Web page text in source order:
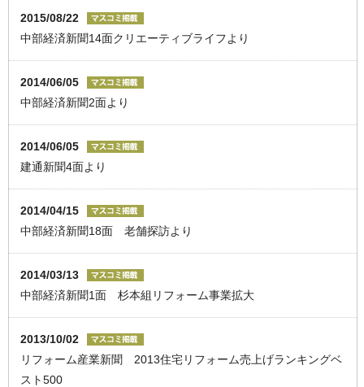
2015/08/22
中部経済新聞14面クリエーティブライフより
2014/06/05
中部経済新聞2面より
2014/06/05
建通新聞4面より
2014/04/15
中部経済新聞18面 老舗探訪より
2014/03/13
中部経済新聞1面 杉本組リフォーム事業拡大
2013/10/02
リフォーム産業新聞 2013住宅リフォーム売上げランキングベ
スト500